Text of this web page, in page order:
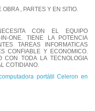
OBRA , PARTES Y EN SITIO.
CON EL EQUIPO
ONE. TIENE LA POTENCIA
TAREAS INFORMATICAS
CONFIABLE Y ECONOMICO.
CON TODA LA TECNOLOGIA
COTIDIANO.
portátil Celeron en